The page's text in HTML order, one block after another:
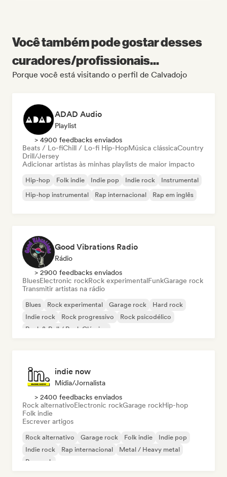
Você também pode gostar desses
curadores/profissionais...
Porque você está visitando o perfil de Calvadojo
ADAD Audio
Playlist
> 4900 feedbacks enviados
Beats / Lo-fiChill / Lo-fi Hip-HopMúsica clássicaCountry
Drill/Jersey
Adicionar artistas às minhas playlists de maior impacto
Hip-hop Folk indie Indie pop Indie rock
Instrumental
Hip-hop instrumental
Rap internacional Rap em inglês
Good Vibrations Radio
Rádio
> 2900 feedbacks enviados
BluesElectronic rockRock experimentalFunkGarage rock
Transmitir artistas na rádio
Blues Rock experimental Garage rock
Hard rock
Indie rock
Rock progressivo
Rock psicodélico
Rock & Roll / Rock Clássico
indie now
Mídia/Jornalista
> 2400 feedbacks enviados
Rock alternativoElectronic rockGarage rockHip-hop
Folk indie
Escrever artigos
Rock alternativo Garage rock Folk indie
Indie pop
Indie rock
Rap internacional
Metal / Heavy metal
Pop rock